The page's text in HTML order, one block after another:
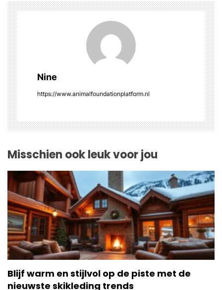
v
i
g
a
t
i
o
n
Nine
https://www.animalfoundationplatform.nl
Misschien ook leuk voor jou
Blijf warm en stijlvol op de piste met de
nieuwste skikleding trends